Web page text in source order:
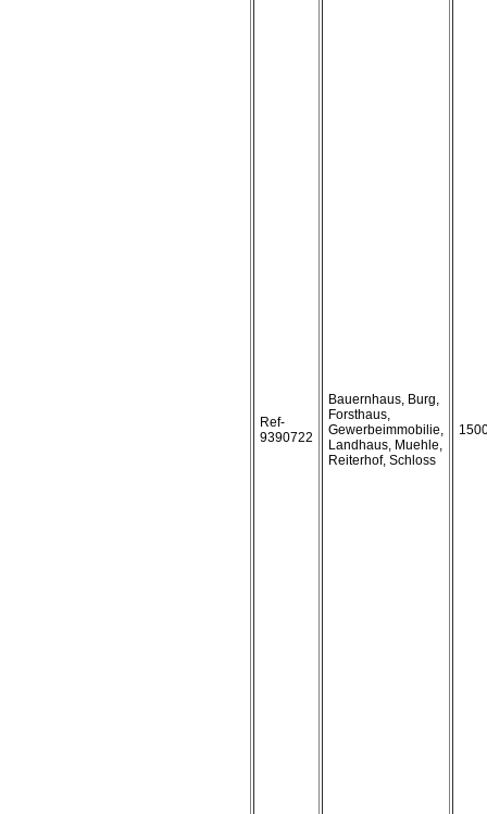
Ref-
9390722
Bauernhaus, Burg,
Forsthaus,
Gewerbeimmobilie,
Landhaus, Muehle,
Reiterhof, Schloss